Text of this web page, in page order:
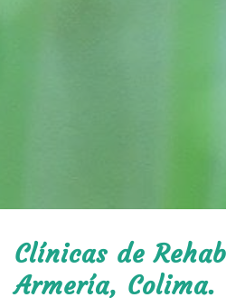
Clínicas de
Armería, Colima.